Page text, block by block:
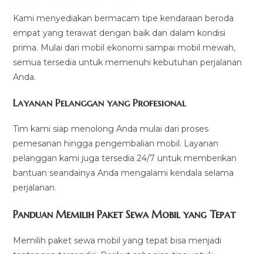
Kami menyediakan bermacam tipe kendaraan beroda
empat yang terawat dengan baik dan dalam kondisi
prima. Mulai dari mobil ekonomi sampai mobil mewah,
semua tersedia untuk memenuhi kebutuhan perjalanan
Anda.
Layanan Pelanggan yang Profesional
Tim kami siap menolong Anda mulai dari proses
pemesanan hingga pengembalian mobil. Layanan
pelanggan kami juga tersedia 24/7 untuk memberikan
bantuan seandainya Anda mengalami kendala selama
perjalanan.
Panduan Memilih Paket Sewa Mobil yang Tepat
Memilih paket sewa mobil yang tepat bisa menjadi